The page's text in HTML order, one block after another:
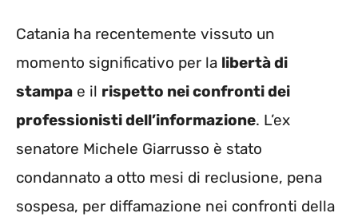
Catania ha recentemente vissuto un
momento significativo per la libertà di
stampa e il rispetto nei confronti dei
professionisti dell’informazione. L’ex
senatore Michele Giarrusso è stato
condannato a otto mesi di reclusione, pena
sospesa, per diffamazione nei confronti della